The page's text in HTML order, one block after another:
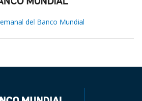
MUNDIAL
del Banco Mundial